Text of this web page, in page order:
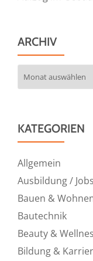
ARCHIV
KATEGORIEN
Allgemein
Ausbildung / Jobs
Bauen &
Bautechnik
Beauty &
Bildung &